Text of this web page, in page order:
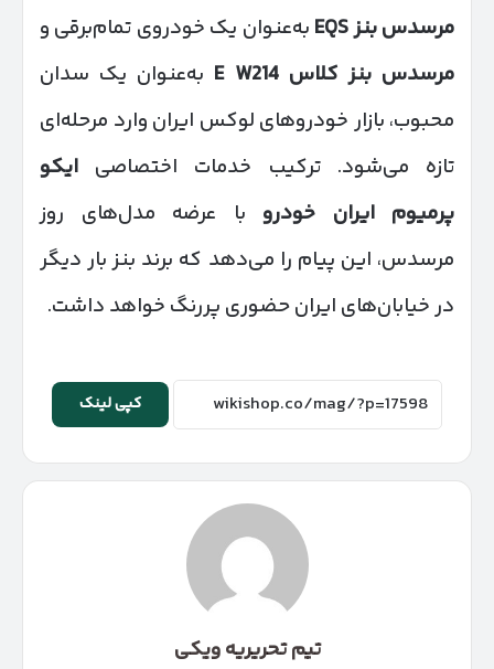
مرسدس بنزEQS
به‌عنوان یک خودروی تمام‌برقی و
مرسدس بنز کلاس E W214
به‌عنوان یک سدان
محبوب، بازار خودروهای لوکس ایران وارد مرحله‌ای
تازه می‌شود. ترکیب خدمات اختصاصی ایکو
پرمیوم ایران خودرو با عرضه مدل‌های روز
مرسدس، این پیام را می‌دهد که برند بنز بار دیگر
در خیابان‌های ایران حضوری پررنگ خواهد داشت.
کپی لینک
تیم تحریریه ویکی